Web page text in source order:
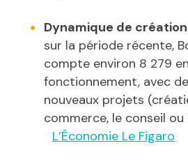
Dynamique de
sur la période récente,
compte environ 8 279
fonctionnement, avec
nouveaux projets
commerce, le conseil ou
L’Économie Le Figaro